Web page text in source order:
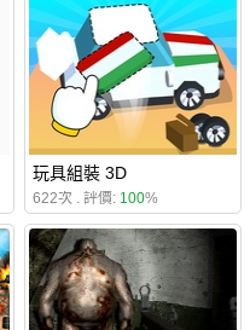
玩具組裝 3D
622次 . 評價: 100%